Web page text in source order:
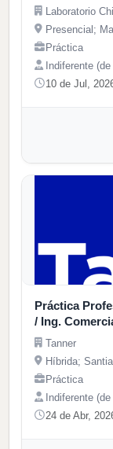
Laboratorio
Presencial;
Práctica
Indiferente
10 de Jul,
Práctica
/ Ing.
Tanner
Híbrida;
Práctica
Indiferente
24 de Abr,